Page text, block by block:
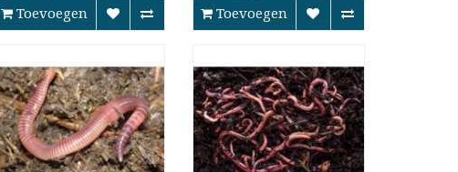
Toevoegen Toevoegen